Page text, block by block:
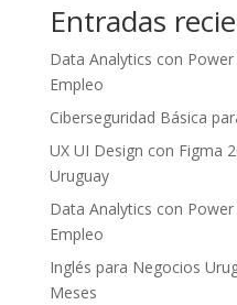
Entradas
Data Analytics con
Empleo
Ciberseguridad Básica
UX UI Design con Figma
Uruguay
Data Analytics con
Empleo
Inglés para Negocios
Meses